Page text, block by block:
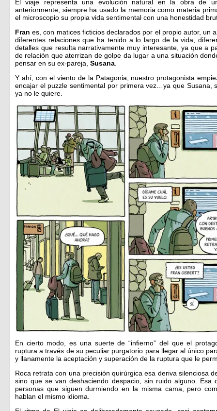
El viaje representa una evolución natural en la obra de
anteriormente, siempre ha usado la memoria como materia
el microscopio su propia vida sentimental con una honestidad
Franes, con matices ficticios declarados por el propio autor, un
diferentes relaciones que ha tenido a lo largo de la vida,
detalles que resulta narrativamente muy interesante, ya que a
de relación que aterrizan de golpe da lugar a una situación
pensar en su ex-pareja, Susana
Y ahí, con el viento de la Patagonia, nuestro protagonista
encajar el puzzle sentimental por primera vez…ya que Susana,
ya no le quiere.
En cierto modo, es una suerte de “infierno” del que el
ruptura a través de su peculiar purgatorio para llegar al único
y llanamente la aceptación y superación de la ruptura que le
Roca retrata con una precisión quirúrgica esa deriva silenciosa
sino que se van deshaciendo despacio, sin ruido alguno.
personas que siguen durmiendo en la misma cama, pero
hablan el mismo idioma.